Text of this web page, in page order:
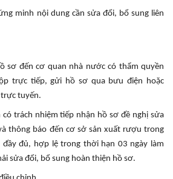
minh nội dung cần sửa đổi, bổ sung liên
sơ đến cơ quan nhà nước có thẩm quyền
trực tiếp, gửi hồ sơ qua bưu điện hoặc
tuyến.
trách nhiệm tiếp nhận hồ sơ đề nghị sửa
thông báo đến cơ sở sản xuất rượu trong
đủ, hợp lệ trong thời hạn 03 ngày làm
sửa đổi, bổ sung hoàn thiện hồ sơ.